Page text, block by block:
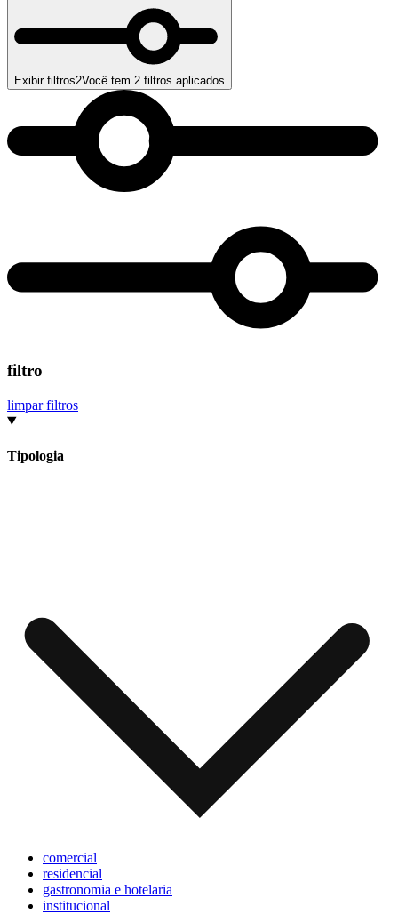
Exibir filtros2Você tem 2 filtros aplicados
filtro
limpar filtros
Tipologia
comercial
residencial
gastronomia e hotelaria
institucional